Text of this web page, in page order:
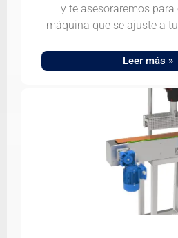
y te asesoraremos para
máquina que se ajuste a
Leer más »